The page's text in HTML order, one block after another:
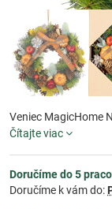
Veniec MagicHome
Čítajte viac
Doručíme do 5
Doručíme k vám do: